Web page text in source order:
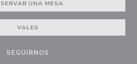
UNA MESA
VALES
SEGUIRNOS